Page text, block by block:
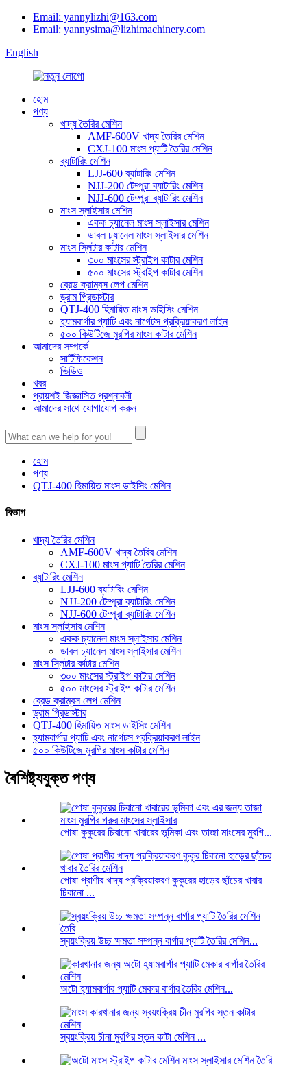
Email: yannylizhi@163.com
Email: yannysima@lizhimachinery.com
English
হোম
পণ্য
খাদ্য তৈরির মেশিন
AMF-600V খাদ্য তৈরির মেশিন
CXJ-100 মাংস প্যাটি তৈরির মেশিন
ব্যাটারিং মেশিন
LJJ-600 ব্যাটারিং মেশিন
NJJ-200 টেম্পুরা ব্যাটারিং মেশিন
NJJ-600 টেম্পুরা ব্যাটারিং মেশিন
মাংস স্লাইসার মেশিন
একক চ্যানেল মাংস স্লাইসার মেশিন
ডাবল চ্যানেল মাংস স্লাইসার মেশিন
মাংস স্লিটার কাটার মেশিন
৩০০ মাংসের স্ট্রাইপ কাটার মেশিন
৫০০ মাংসের স্ট্রাইপ কাটার মেশিন
ব্রেড ক্রাম্বস লেপ মেশিন
ড্রাম প্রিডাস্টার
QTJ-400 হিমায়িত মাংস ডাইসিং মেশিন
হ্যামবার্গার প্যাটি এবং নাগেটস প্রক্রিয়াকরণ লাইন
৫০০ কিউটিজে মুরগির মাংস কাটার মেশিন
আমাদের সম্পর্কে
সার্টিফিকেশন
ভিডিও
খবর
প্রায়শই জিজ্ঞাসিত প্রশ্নাবলী
আমাদের সাথে যোগাযোগ করুন
হোম
পণ্য
QTJ-400 হিমায়িত মাংস ডাইসিং মেশিন
বিভাগ
খাদ্য তৈরির মেশিন
AMF-600V খাদ্য তৈরির মেশিন
CXJ-100 মাংস প্যাটি তৈরির মেশিন
ব্যাটারিং মেশিন
LJJ-600 ব্যাটারিং মেশিন
NJJ-200 টেম্পুরা ব্যাটারিং মেশিন
NJJ-600 টেম্পুরা ব্যাটারিং মেশিন
মাংস স্লাইসার মেশিন
একক চ্যানেল মাংস স্লাইসার মেশিন
ডাবল চ্যানেল মাংস স্লাইসার মেশিন
মাংস স্লিটার কাটার মেশিন
৩০০ মাংসের স্ট্রাইপ কাটার মেশিন
৫০০ মাংসের স্ট্রাইপ কাটার মেশিন
ব্রেড ক্রাম্বস লেপ মেশিন
ড্রাম প্রিডাস্টার
QTJ-400 হিমায়িত মাংস ডাইসিং মেশিন
হ্যামবার্গার প্যাটি এবং নাগেটস প্রক্রিয়াকরণ লাইন
৫০০ কিউটিজে মুরগির মাংস কাটার মেশিন
বৈশিষ্ট্যযুক্ত পণ্য
পোষা কুকুরের চিবানো খাবারের ভূমিকা এবং তাজা মাংসের মুরগি...
পোষা প্রাণীর খাদ্য প্রক্রিয়াকরণ কুকুরের হাড়ের ছাঁচের খাবার
চিবানো ...
স্বয়ংক্রিয় উচ্চ ক্ষমতা সম্পন্ন বার্গার প্যাটি তৈরির মেশিন...
অটো হ্যামবার্গার প্যাটি মেকার বার্গার তৈরির মেশিন...
স্বয়ংক্রিয় চীনা মুরগির স্তন কাটা মেশিন ...